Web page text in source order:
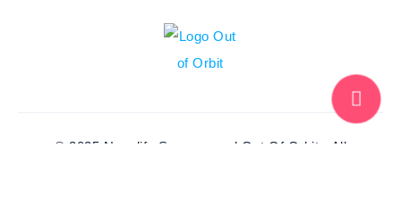
© 2025 Nexalife Seguros and Out Of Orbit • All